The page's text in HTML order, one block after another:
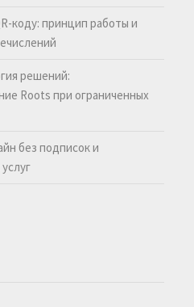
коду: принцип работы и
решений:
Roots при ограниченных
без подписок и